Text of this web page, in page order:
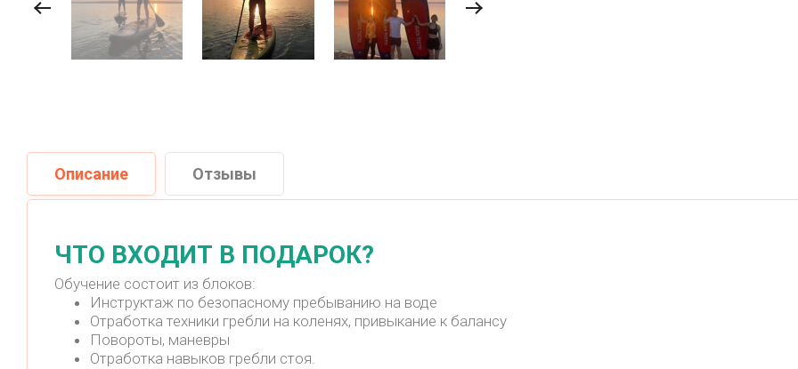
Описание Отзывы
ЧТО ВХОДИТ В ПОДАРОК?
Обучение состоит из блоков:
Инструктаж по безопасному пребыванию на воде
Отработка техники гребли на коленях, привыкание к балансу
Повороты, маневры
Отработка навыков гребли стоя.